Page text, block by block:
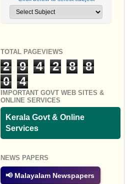
TOTAL PAGEVIEWS
2 9 4 2 8
8
0
4
IMPORTANT GOVT WEB SITES &
ONLINE SERVICES
Kerala Govt & Online
Services
NEWS PAPERS
📢 Malayalam Newspapers